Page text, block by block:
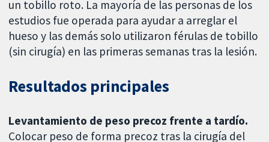
un tobillo roto. La mayoría de las personas de los
estudios fue operada para ayudar a arreglar el
hueso y las demás solo utilizaron férulas de tobillo
(sin cirugía) en las primeras semanas tras la lesión.
Resultados principales
Levantamiento de peso precoz frente a tardío.
Colocar peso de forma precoz tras la cirugía del